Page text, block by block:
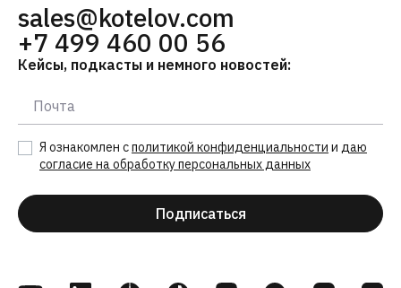
sales@kotelov.com
+7 499 460 00 56
Кейсы, подкасты и немного новостей:
Подписаться
Я ознакомлен сполитикой конфиденциальности и даю
согласие на обработку персональных данных